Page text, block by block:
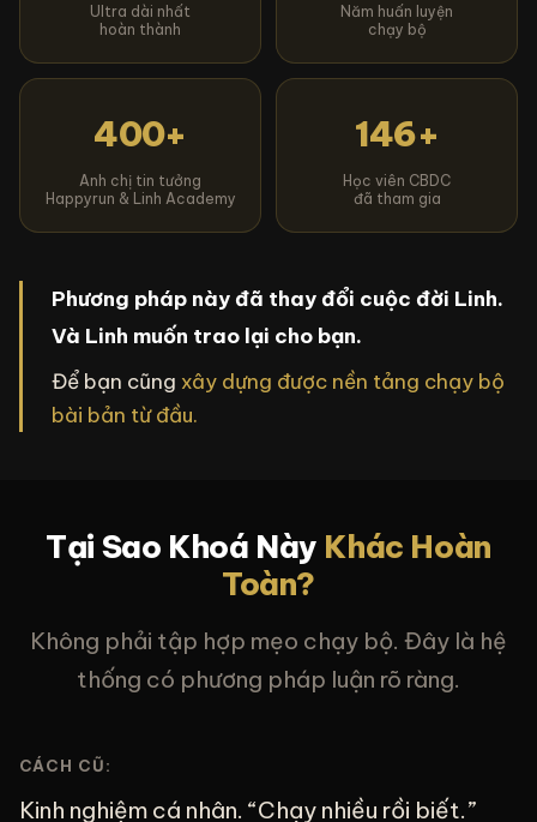
Ultra dài nhất
hoàn thành
Năm huấn luyện
chạy bộ
400+
Anh chị tin tưởng
Happyrun & Linh Academy
146+
Học viên CBDC
đã tham gia
Phương pháp này đã thay đổi cuộc đời Linh.
Và Linh muốn trao lại cho bạn.
Để bạn cũng xây dựng được nền tảng chạy bộ
bài bản từ đầu.
Tại Sao Khoá Này Khác Hoàn
Toàn?
Không phải tập hợp mẹo chạy bộ. Đây là hệ
thống có phương pháp luận rõ ràng.
CÁCH CŨ:
Kinh nghiệm cá nhân. “Chạy nhiều rồi biết.”